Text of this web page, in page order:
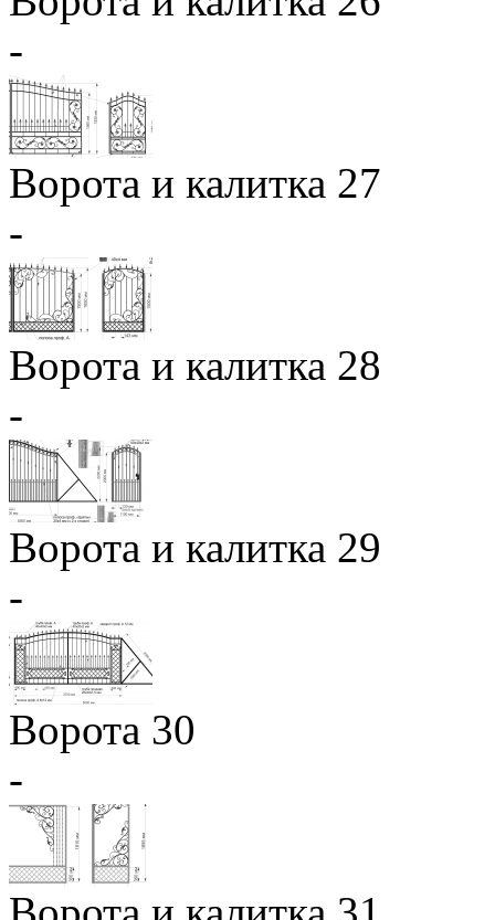
-
Ворота и калитка 27
-
Ворота и калитка 28
-
Ворота и калитка 29
-
Ворота 30
-